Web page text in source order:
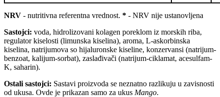
NRV - nutritivna referentna vrednost. * - NRV nije ustanovljena
Sastojci: voda, hidrolizovani kolagen poreklom iz morskih riba,
regulator kiselosti (limunska kiselina), aroma, L-askorbinska
kiselina, natrijumova so hijaluronske kiseline, konzervansi (natrijum­
benzoat, kalijum-sorbat), zaslađivači (natrijum-ciklamat, acesulfam-
K, saharin).
Ostali sastojci: Sastavi proizvoda se neznatno razlikuju u zavisnosti
od ukusa. Ovde je prikazan samo za ukus Mango.